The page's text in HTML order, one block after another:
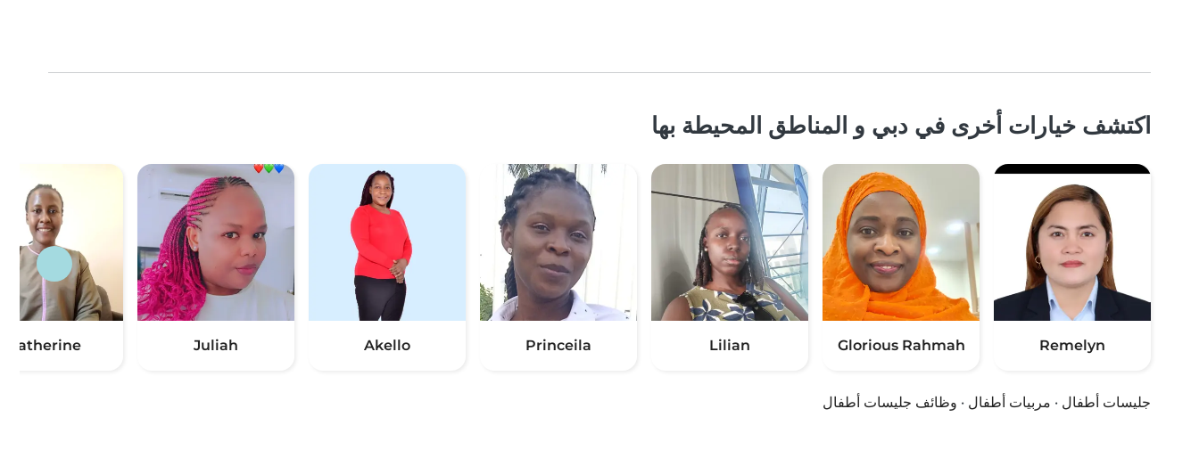
اكتشف خيارات أخرى في دبي و المناطق المحيطة بها
Remelyn
Glorious Rahmah
Lilian
Princeila
Akello
Juliah
Catherine
جليسات أطفال · مربيات أطفال · وظائف جليسات أطفال